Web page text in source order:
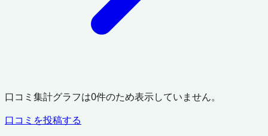
口コミ集計グラフは0件のため表示していません。
口コミを投稿する